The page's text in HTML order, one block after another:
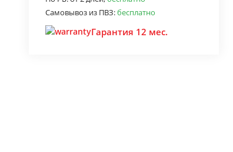
Самовывоз из ПВЗ:бесплатно
Гарантия 12 мес.